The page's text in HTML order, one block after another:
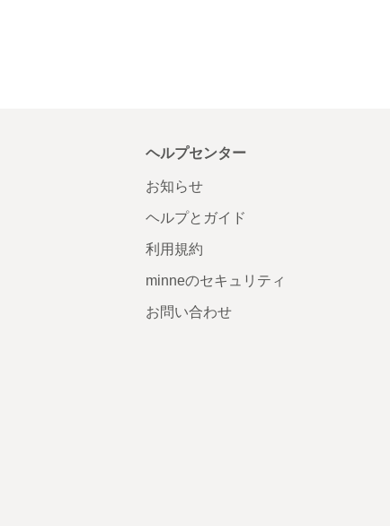
ヘルプセンター
お知らせ
ヘルプとガイド
利用規約
minneのセキュリティ
お問い合わせ